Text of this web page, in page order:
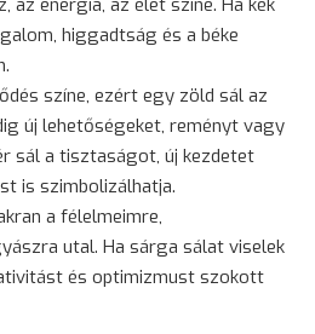
az energia, az élet színe. Ha kék
higgadtság és a béke
színe, ezért egy zöld sál az
új lehetőségeket, reményt vagy
sál a tisztaságot, új kezdetet
is szimbolizálhatja.
a félelmeimre,
utal. Ha sárga sálat viselek
és optimizmust szokott